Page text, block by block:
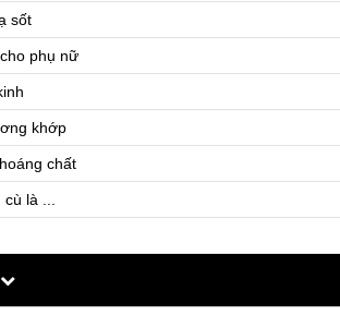
sốt
phụ nữ
khớp
chất
là ...